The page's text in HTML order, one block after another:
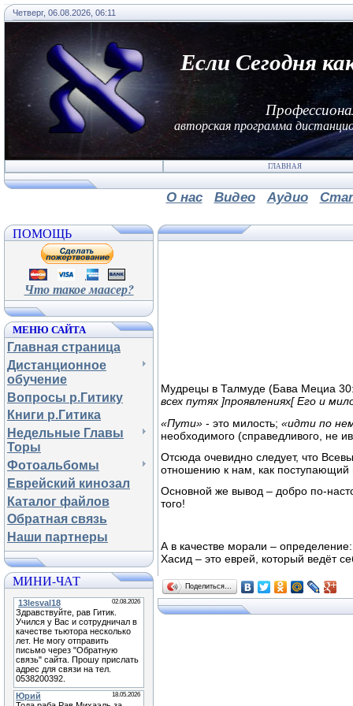
Четверг, 06.08.2026, 06:11
Если Сегодня
авторская программа
ГЛАВНАЯ
О нас Видео Аудио
ПОМОЩЬ
Что такое маасер?
МЕНЮ САЙТА
Главная страница
Дистанционное
обучение
Вопросы р.Гитику
Книги р.Гитика
Недельные Главы
Торы
Фотоальбомы
Еврейский кинозал
Каталог файлов
Обратная связь
Наши партнеры
МИНИ-ЧАТ
Мудрецы в Талмуде (Бава Мециа
всех путях ]проявлениях[ Его и
«Пути» - это милость; «идти по
необходимого (справедливого, не
Отсюда очевидно следует, что
отношению к нам, как поступающий
Основной же вывод – добро по-
того!
А в качестве морали – определение:
Хасид – это еврей, который ведёт
Поделиться…